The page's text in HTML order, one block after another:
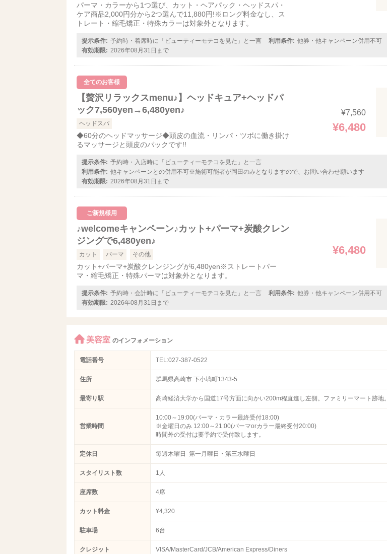
パーマ・カラーから1つ選び、カット・ヘアパック・ヘッドスパ・
ケア商品2,000円分から2つ選んで11,880円!※ロング料金なし、ス
トレート・縮毛矯正・特殊カラーは対象外となります。
提示条件: 予約時・着席時に「ビューティーモテコを見た」と一言 利用条件: 他券・他キャンペーン併用不可
有効期限: 2026年08月31日まで
全てのお客様
【贅沢リラックスmenu♪】ヘッドキュア+ヘッドパ
ック7,560yen→6,480yen♪
ヘッドスパ
◆60分のヘッドマッサージ◆頭皮の血流・リンパ・ツボに働き掛け
るマッサージと頭皮のパックです!!
¥7,560
¥6,480
提示条件: 予約時・入店時に「ビューティーモテコを見た」と一言
利用条件: 他キャンペーンとの併用不可※施術可能者が岡田のみとなりますので、お問い合わせ願います
有効期限: 2026年08月31日まで
ご新規様用
♪welcomeキャンペーン♪カット+パーマ+炭酸クレン
ジングで6,480yen♪
カット パーマ その他
カット+パーマ+炭酸クレンジングが6,480yen※ストレートパー
マ・縮毛矯正・特殊パーマは対象外となります。
¥6,480
提示条件: 予約時・会計時に「ビューティーモテコを見た」と一言 利用条件: 他券・他キャンペーン併用不可
有効期限: 2026年08月31日まで
美容室 のインフォメーション
電話番号 TEL:027-387-0522
住所 群馬県高崎市 下小塙町1343-5
最寄り駅 高崎経済大学から国道17号方面に向かい200m程直進し左側。ファミリーマート跡地。
営業時間
10:00～19:00(パーマ・カラー最終受付18:00)
※金曜日のみ 12:00～21:00(パーマorカラー最終受付20:00)
時間外の受付は要予約で受付致します。
定休日 毎週木曜日 第一月曜日・第三水曜日
スタイリスト数 1人
座席数 4席
カット料金 ¥4,320
駐車場 6台
クレジット VISA/MasterCard/JCB/American Express/Diners